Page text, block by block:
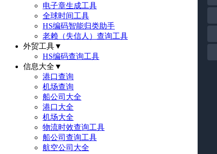
电子章生成工具
全球时间工具
HS编码智能归类助手
老赖（失信人）查询工具
外贸工具▼
HS编码查询工具
信息大全 ▼
港口查询
机场查询
船公司大全
港口大全
机场大全
物流时效查询工具
船公司查询工具
航空公司大全